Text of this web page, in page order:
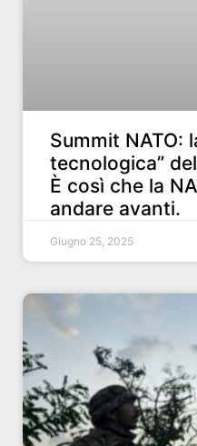
Summit NATO:
tecnologica”
È così che la
andare avanti.
Giugno 25, 2025